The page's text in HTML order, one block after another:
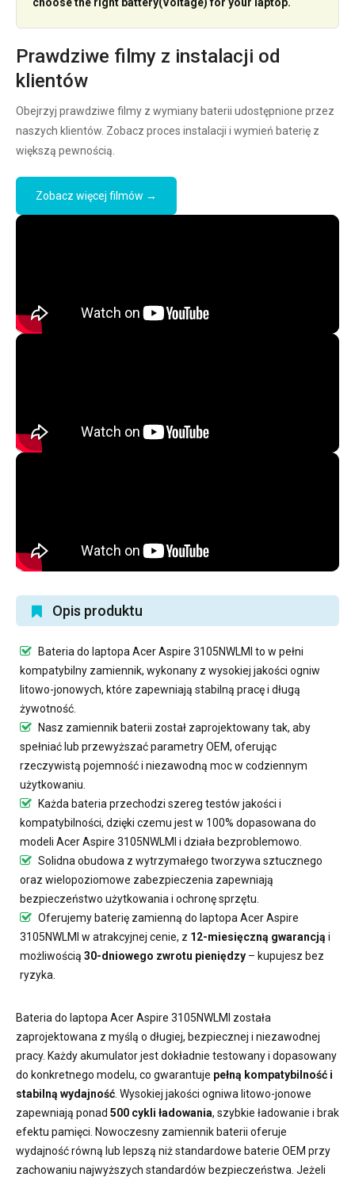
Prawdziwe filmy z instalacji od
klientów
Obejrzyj prawdziwe filmy z wymiany baterii udostępnione przez
naszych klientów. Zobacz proces instalacji i wymień baterię z
większą pewnością.
Zobacz więcej filmów →
Opis produktu
Bateria do laptopa Acer Aspire 3105NWLMI to w pełni
kompatybilny zamiennik, wykonany z wysokiej jakości ogniw
litowo-jonowych, które zapewniają stabilną pracę i długą
żywotność.
Nasz zamiennik baterii został zaprojektowany tak, aby
spełniać lub przewyższać parametry OEM, oferując
rzeczywistą pojemność i niezawodną moc w codziennym
użytkowaniu.
Każda bateria przechodzi szereg testów jakości i
kompatybilności, dzięki czemu jest w 100% dopasowana do
modeli Acer Aspire 3105NWLMI i działa bezproblemowo.
Solidna obudowa z wytrzymałego tworzywa sztucznego
oraz wielopoziomowe zabezpieczenia zapewniają
bezpieczeństwo użytkowania i ochronę sprzętu.
Oferujemybaterię zamienną do laptopa Acer Aspire
3105NWLMI w atrakcyjnej cenie, z 12-miesięczną gwarancją i
możliwością 30-dniowego zwrotu pieniędzy – kupujesz bez
ryzyka.
Bateria do laptopa Acer Aspire 3105NWLMI została
zaprojektowana z myślą o długiej, bezpiecznej i niezawodnej
pracy. Każdy akumulator jest dokładnie testowany i dopasowany
do konkretnego modelu, co gwarantuje pełną kompatybilność i
stabilną wydajność . Wysokiej jakości ogniwa litowo-jonowe
zapewniają ponad 500 cykli ładowania, szybkie ładowanie i brak
efektu pamięci. Nowoczesny zamiennik baterii oferuje
wydajność równą lub lepszą niż standardowe baterie OEM przy
zachowaniu najwyższych standardów bezpieczeństwa. Jeżeli